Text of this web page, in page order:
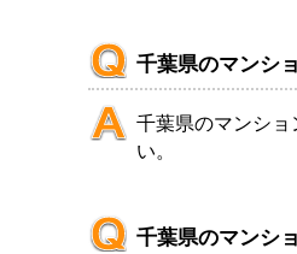
千葉県のマンシ
千葉県のマンシ
い。
千葉県のマンシ